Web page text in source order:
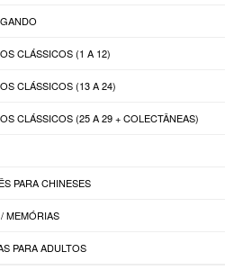
CLÁSSICOS (1 A 12)
CLÁSSICOS (13 A 24)
CLÁSSICOS (25 A 29 + COLECTÂNEAS)
PARA CHINESES
MEMÓRIAS
PARA ADULTOS